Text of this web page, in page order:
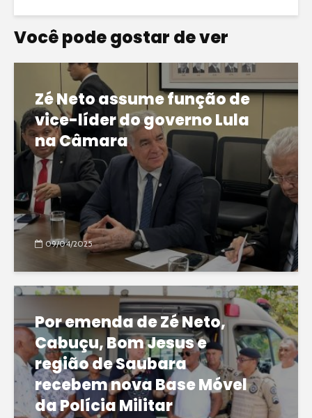
Você pode gostar de ver
Zé Neto assume função de
vice-líder do governo Lula
na Câmara
09/04/2025
Por emenda de Zé Neto,
Cabuçu, Bom Jesus e
região de Saubara
recebem nova Base Móvel
da Polícia Militar